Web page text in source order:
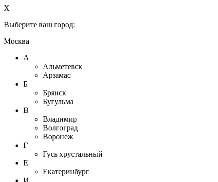
X
Выберите ваш город:
Москва
А
Альметевск
Арзамас
Б
Брянск
Бугульма
В
Владимир
Волгоград
Воронеж
Г
Гусь хрустальный
Е
Екатеринбург
И